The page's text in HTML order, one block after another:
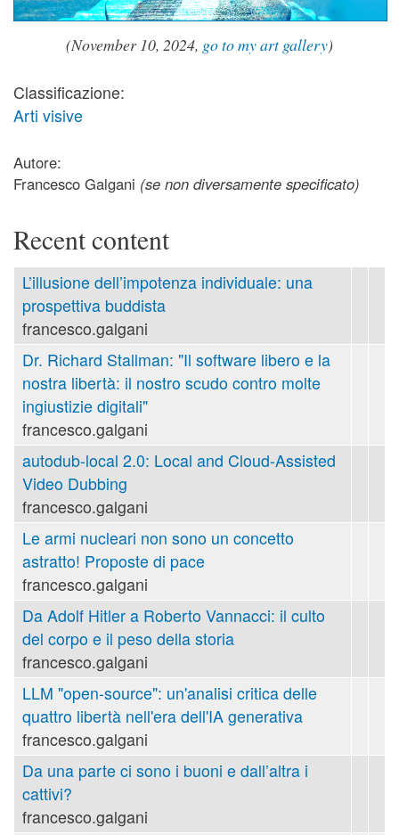
(November 10, 2024, go to my art gallery)
Classificazione:
Arti visive
Autore:
Francesco Galgani (se non diversamente specificato)
Recent content
L’illusione dell’impotenza individuale: una
prospettiva buddista
francesco.galgani
Dr. Richard Stallman: "Il software libero e la
nostra libertà: il nostro scudo contro molte
ingiustizie digitali"
francesco.galgani
autodub-local 2.0: Local and Cloud-Assisted
Video Dubbing
francesco.galgani
Le armi nucleari non sono un concetto
astratto! Proposte di pace
francesco.galgani
Da Adolf Hitler a Roberto Vannacci: il culto
del corpo e il peso della storia
francesco.galgani
LLM "open-source": un'analisi critica delle
quattro libertà nell'era dell'IA generativa
francesco.galgani
Da una parte ci sono i buoni e dall’altra i
cattivi?
francesco.galgani